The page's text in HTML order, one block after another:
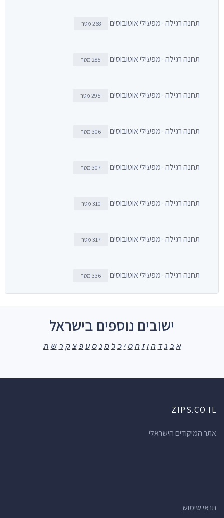
תחנה רגילה · מפעילי אוטובוסים 268 מטר
תחנה רגילה · מפעילי אוטובוסים 285 מטר
תחנה רגילה · מפעילי אוטובוסים 295 מטר
תחנה רגילה · מפעילי אוטובוסים 306 מטר
תחנה רגילה · מפעילי אוטובוסים 307 מטר
תחנה רגילה · מפעילי אוטובוסים 310 מטר
תחנה רגילה · מפעילי אוטובוסים 317 מטר
תחנה רגילה · מפעילי אוטובוסים 336 מטר
ישובים נוספים בישראל
א ב ג ד ה ו ז ח ט י כ ל מ נ ס ע פ צ ק ר ש ת
ZIPS.CO.IL
אתר המיקודים הישראלי
תנאי שימוש